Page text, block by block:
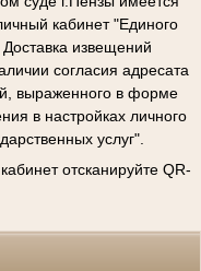
кабинет "Единого
Доставка извещений
согласия адресата
выраженного в форме
в настройках личного
услуг".
отсканируйте QR-